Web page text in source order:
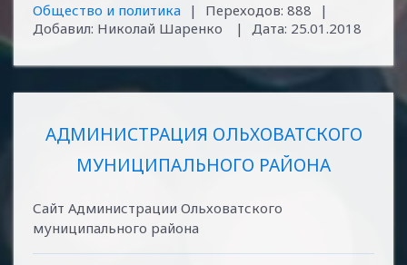
Общество и политика | Переходов: 888
|
Добавил: Николай Шаренко | Дата: 25.01.2018
АДМИНИСТРАЦИЯ ОЛЬХОВАТСКОГО
МУНИЦИПАЛЬНОГО РАЙОНА
Сайт Администрации Ольховатского
муниципального района